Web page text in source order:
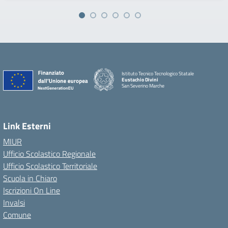
Istituto Tecnico Tecnologico Statale
Eustachio Divini
San Severino Marche
Link Esterni
MIUR
Ufficio Scolastico Regionale
Ufficio Scolastico Territoriale
Scuola in Chiaro
Iscrizioni On Line
Invalsi
Comune